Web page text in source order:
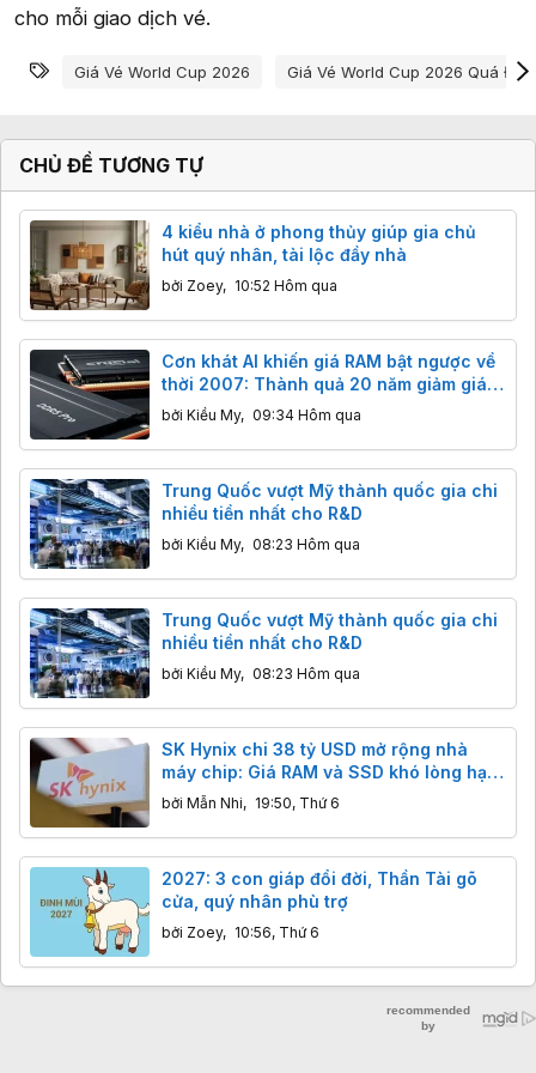
cho mỗi giao dịch vé.
Từ khóa
Giá Vé World Cup 2026 Giá Vé World Cup 2026 Quá Đắt
CHỦ ĐỀ TƯƠNG TỰ
4 kiểu nhà ở phong thủy giúp gia chủ
hút quý nhân, tài lộc đầy nhà
bởi Zoey, 10:52 Hôm qua
Cơn khát AI khiến giá RAM bật ngược về
thời 2007: Thành quả 20 năm giảm giá
"bốc hơi" chỉ sau vài tháng
bởi Kiều My, 09:34 Hôm qua
Trung Quốc vượt Mỹ thành quốc gia chi
nhiều tiền nhất cho R&D
bởi Kiều My, 08:23 Hôm qua
Trung Quốc vượt Mỹ thành quốc gia chi
nhiều tiền nhất cho R&D
bởi Kiều My, 08:23 Hôm qua
SK Hynix chi 38 tỷ USD mở rộng nhà
máy chip: Giá RAM và SSD khó lòng hạ
nhiệt trước năm 2028
bởi Mẫn Nhi, 19:50, Thứ 6
2027: 3 con giáp đổi đời, Thần Tài gõ
cửa, quý nhân phù trợ
bởi Zoey, 10:56, Thứ 6